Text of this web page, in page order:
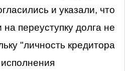
и указали, что
переуступку долга не
"личность кредитора